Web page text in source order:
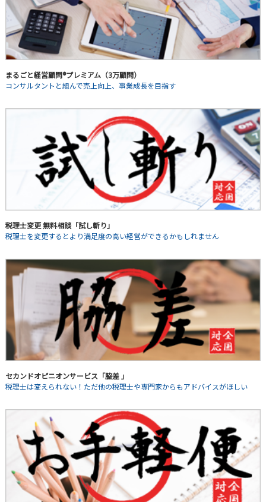
まるごと経営顧問®プレミアム（3万顧問）
コンサルタントと組んで売上向上、事業成長を目指す
税理士変更 無料相談「試し斬り」
税理士を変更するとより満足度の高い経営ができるかもしれません
セカンドオピニオンサービス「脇差 」
税理士は変えられない！ただ他の税理士や専門家からもアドバイスがほしい